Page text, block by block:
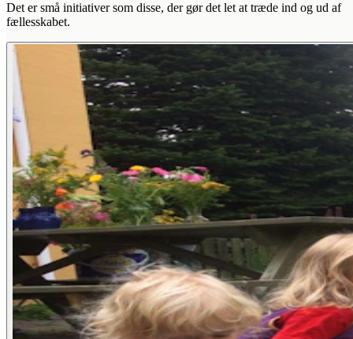
Det er små initiativer som disse, der gør det let at træde ind og ud af
fællesskabet.